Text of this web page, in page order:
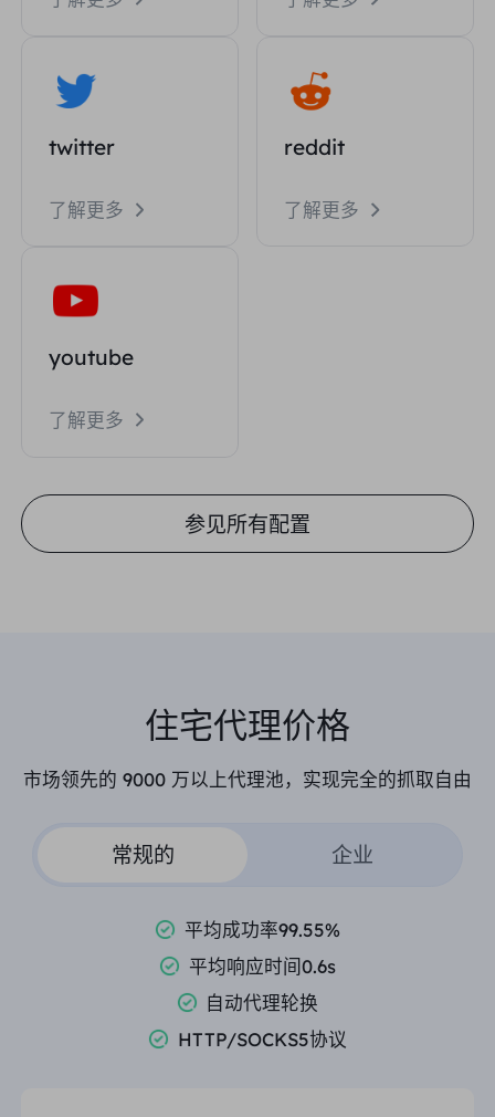
twitter
了解更多
reddit
了解更多
youtube
了解更多
参见所有配置
住宅代理价格
市场领先的 9000 万以上代理池，实现完全的抓取自由
常规的 企业
平均成功率99.55%
平均响应时间0.6s
自动代理轮换
HTTP/SOCKS5协议